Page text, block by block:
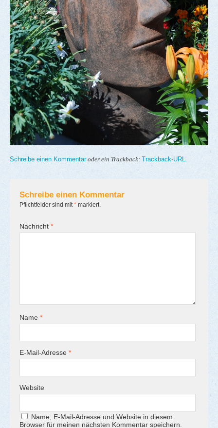
Schreibe einen Kommentaroder ein Trackback: Trackback-URL.
Schreibe einen Kommentar
Pflichtfelder sind mit * markiert.
Nachricht *
Name *
E-Mail-Adresse *
Website
Name, E-Mail-Adresse und Website in diesem
Browser für meinen nächsten Kommentar speichern.